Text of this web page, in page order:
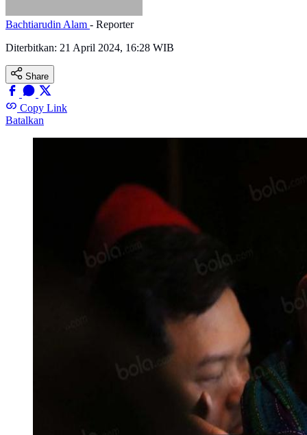
Bachtiarudin Alam - Reporter
Diterbitkan: 21 April 2024, 16:28 WIB
Share
Copy Link
Batalkan